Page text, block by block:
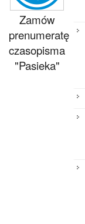
Zamów
prenumeratę
czasopisma
"Pasieka"